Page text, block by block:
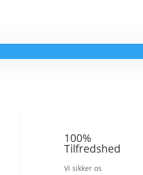
100%
Tilfredshed
Vi sikker os